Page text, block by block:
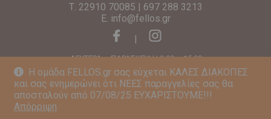
Η ομάδα FELLOS.gr σας εύχεται ΚΑΛΕΣ ΔΙΑΚΟΠΕΣ
και σας ενημερώνει ότι ΝΕΕΣ παραγγελίες σας θα
αποσταλούν από 07/08/25 ΕΥΧΑΡΙΣΤΟΥΜΕ!!!
Απόρριψη
Τ. 22910 70085 | 697 288 3213
E. info@fellos.gr
|
ΔΕΥΤΕΡΑ – ΠΑΡΑΣΚΕΥΗ | 9:00 – 15:00